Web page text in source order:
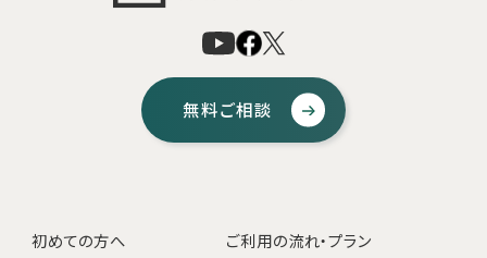
無料ご相談
初めての方へ
ご利用の流れ・プラン